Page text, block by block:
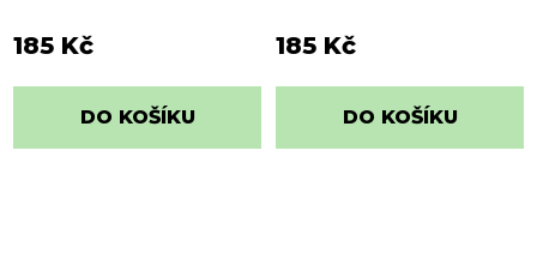
185 Kč
DO KOŠÍKU
185 Kč
DO KOŠÍKU